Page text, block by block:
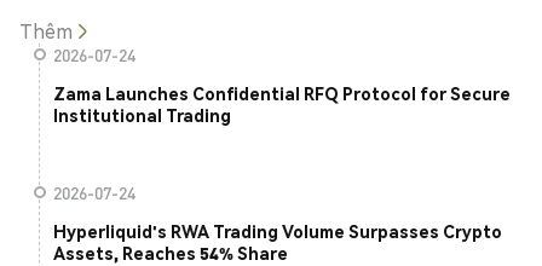
Thêm
2026-07-24
Zama Launches Confidential RFQ Protocol for Secure
Institutional Trading
2026-07-24
Hyperliquid's RWA Trading Volume Surpasses Crypto
Assets, Reaches 54% Share